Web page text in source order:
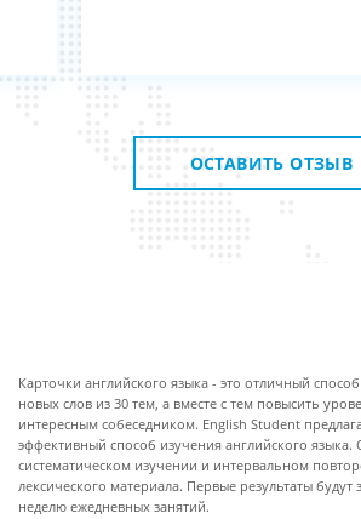
ОСТАВИТЬ ОТЗЫВ
Карточки английского языка - это отличный
новых слов из 30 тем, а вместе с тем повысить
интересным собеседником. English Student
эффективный способ изучения английского языка.
систематическом изучении и интервальном
лексического материала. Первые результаты будут
неделю ежедневных занятий.